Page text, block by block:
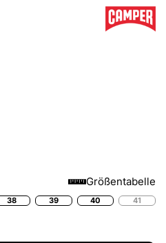
Größentabelle
38 39 40
41